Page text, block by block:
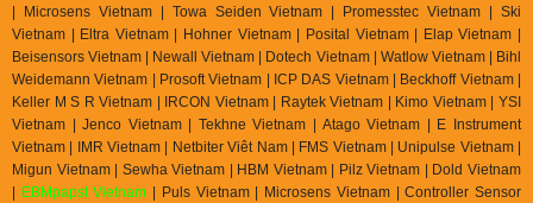
| Microsens Vietnam | Towa Seiden Vietnam | Promesstec Vietnam | Ski
Vietnam | Eltra Vietnam | Hohner Vietnam | Posital Vietnam | Elap Vietnam |
Beisensors Vietnam | Newall Vietnam | Dotech Vietnam | Watlow Vietnam | Bihl
Weidemann Vietnam | Prosoft Vietnam | ICP DAS Vietnam | Beckhoff Vietnam |
Keller M S R Vietnam | IRCON Vietnam | Raytek Vietnam | Kimo Vietnam | YSI
Vietnam | Jenco Vietnam | Tekhne Vietnam | Atago Vietnam | E Instrument
Vietnam | IMR Vietnam | Netbiter Viêt Nam | FMS Vietnam | Unipulse Vietnam |
Migun Vietnam | Sewha Vietnam | HBM Vietnam | Pilz Vietnam | Dold Vietnam
EBMpapst Vietnam | Puls Vietnam | Microsens Vietnam | Controller Sensor